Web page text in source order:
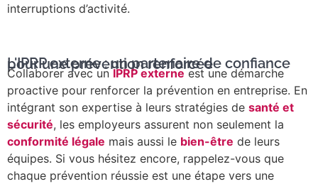
interruptions d’activité.
L'IPRP externe : un partenaire de confiance pour une prévention renforcée
Collaborer avec unIPRP externeest une démarche
proactive pour renforcer la prévention en entreprise. En
intégrant son expertise à leurs stratégies de santé et
sécurité, les employeurs assurent non seulement la
conformité légale mais aussi le bien-être de leurs
équipes. Si vous hésitez encore, rappelez-vous que
chaque prévention réussie est une étape vers une